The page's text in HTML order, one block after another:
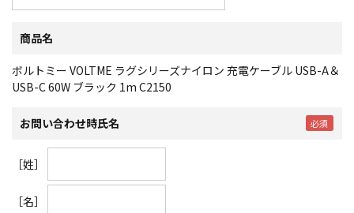
商品名
ボルトミー VOLTME ラグシリーズナイロン 充電ケーブル USB-A＆
USB-C 60W ブラック 1m C2150
お問い合わせ時氏名
［姓］
［名］